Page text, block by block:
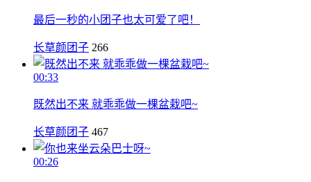
最后一秒的小团子也太可爱了吧！
长草颜团子 266
00:33
既然出不来 就乖乖做一棵盆栽吧~
长草颜团子 467
00:26